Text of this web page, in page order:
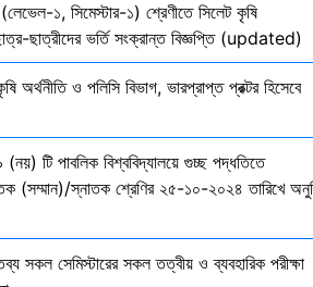
১, সিমেস্টার-১) শ্রেণীতে সিলেট কৃষি
ছাত্রীদের ভর্তি সংক্রান্ত বিজ্ঞপ্তি (updated)
ও পলিসি বিভাগ, ভারপ্রাপ্ত প্রক্টর হিসেবে
(নয়) টি পাবলিক বিশ্ববিদ্যালয়ে গুচ্ছ পদ্ধতিতে
(সম্মান)/স্নাতক শ্রেণির ২৫-১০-২০২৪ তারিখে
সকল সেমিস্টারের সকল তত্বীয় ও ব্যবহারিক পরীক্ষা